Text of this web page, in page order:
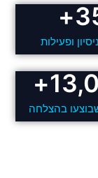
ופעילות
+
בהצלחה
+